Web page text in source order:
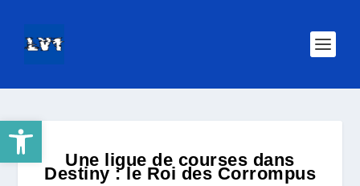
Ouvrir la barre d’outils
Une ligue de courses dans
Destiny : le Roi des Corrompus